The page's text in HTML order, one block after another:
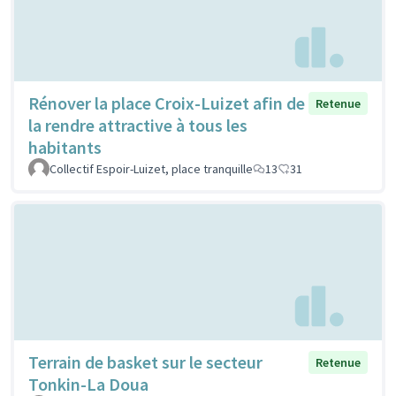
Rénover la place Croix-Luizet afin de
la rendre attractive à tous les
habitants
Retenue
Collectif Espoir-Luizet, place tranquille 13 31
Terrain de basket sur le secteur
Tonkin-La Doua
Retenue